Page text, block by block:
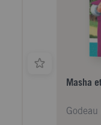
Masha
Godeau